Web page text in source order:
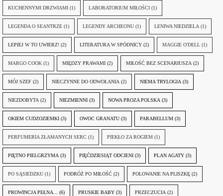
KUCHENNYMI DRZWIAMI (1) LABORATORIUM MIŁOŚCI (1)
LEGENDA O SEANTRZE (1) LEGENDY ARCHEONU (1) LENIWA NIEDZIELA (1)
LEPIEJ W TO UWIERZ! (2) LITERATURA W SPÓDNICY (2) MAGGIE O'DELL (1)
MARGO COOK (1) MIĘDZY PRAWAMI (2) MIŁOŚĆ BEZ SCENARIUSZA (2)
MÓJ SZEF (2) NIECZYNNE DO ODWOŁANIA (2) NIEMA TRYLOGIA (3)
NIEZDOBYTA (2) NIEZMIENNI (3) NOWA PROZA POLSKA (3)
OKIEM CUDZOZIEMKI (3) OWOC GRANATU (3) PARABELLUM (3)
PERFUMERIA ZŁAMANYCH SERC (1) PIEKŁO ZA ROGIEM (1)
PIĘTNO PIELGRZYMA (3) PIĘĆDZIESIĄT ODCIENI (3) PLAN AGATY (3)
PO SĄSIEDZKU (1) PODRÓŻ PO MIŁOŚĆ (2) POLOWANIE NA PLISZKĘ (2)
PROWINCJA PEŁNA... (6) PRUSKIE BABY (3) PRZECZUCIA (2)